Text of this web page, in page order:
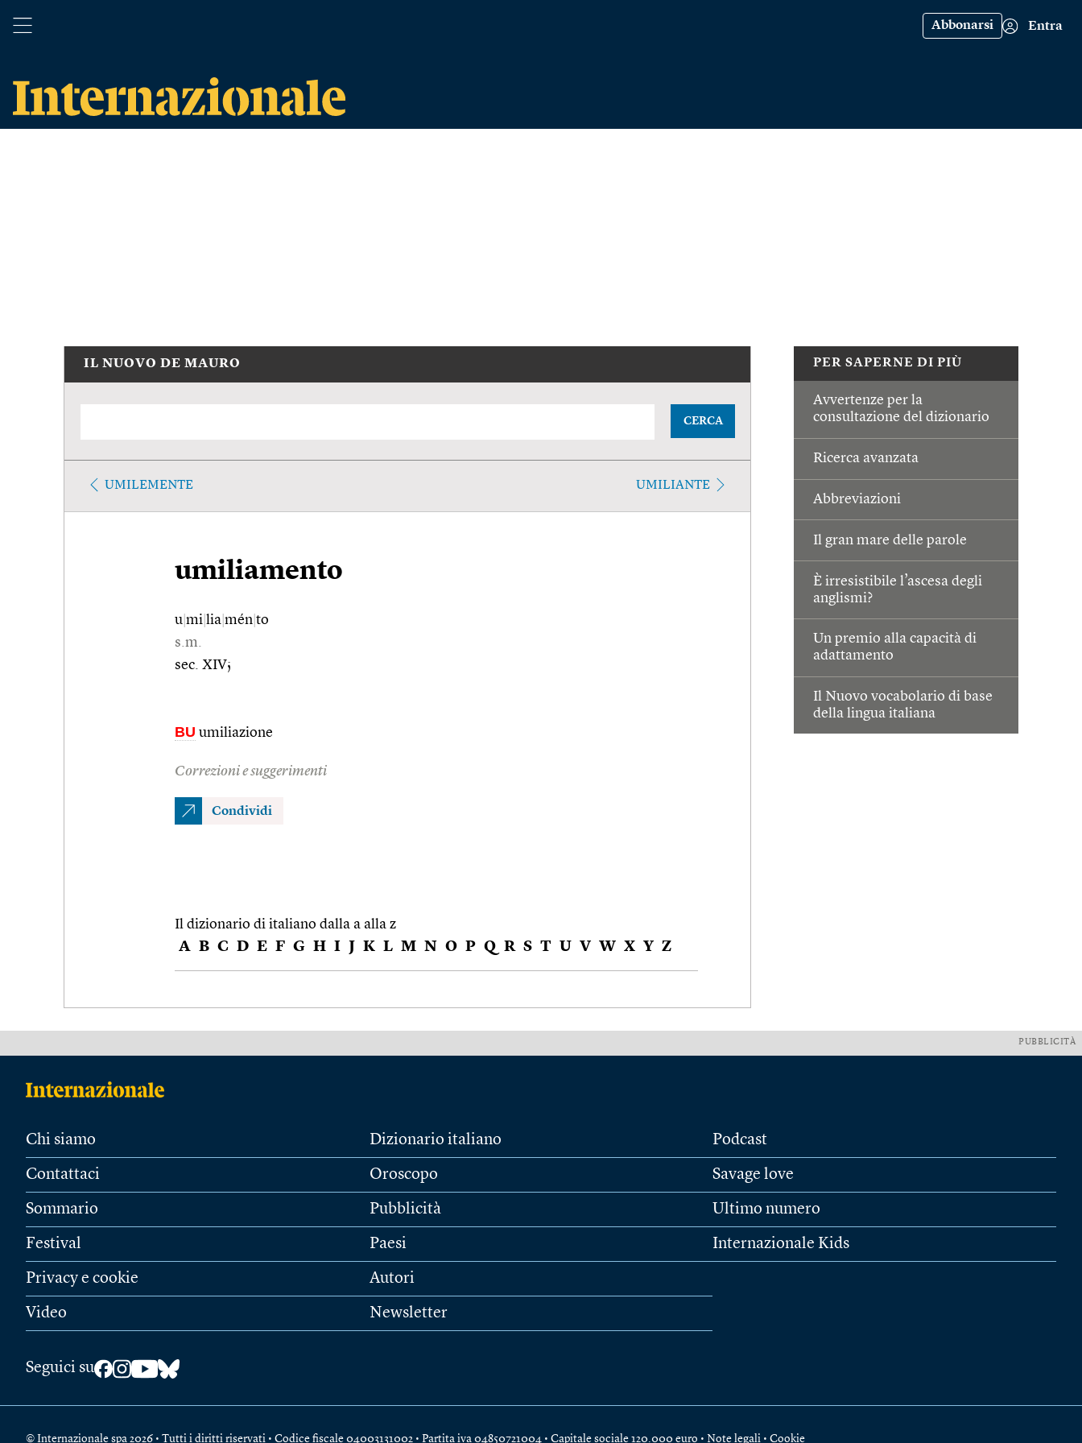
Abbonarsi Entra
PER SAPERNE DI PIÙ
Avvertenze per la
consultazione del dizionario
Ricerca avanzata
Abbreviazioni
Il gran mare delle parole
È irresistibile l’ascesa degli
anglismi?
Un premio alla capacità di
adattamento
Il Nuovo vocabolario di base
della lingua italiana
IL NUOVO DE MAURO
CERCA
UMILEMENTE UMILIANTE
umiliamento
u mi lia mén to
s.m.
sec. XIV;
BU umiliazione
Correzioni e suggerimenti
Condividi
Il dizionario di italiano dalla a alla z
A B C D E F G H I J K L M N O P Q R S T U V W X Y Z
PUBBLICITÀ
Chi siamo
Contattaci
Sommario
Festival
Privacy e cookie
Video
Dizionario italiano
Oroscopo
Pubblicità
Paesi
Autori
Newsletter
Podcast
Savage love
Ultimo numero
Internazionale Kids
Seguici su
© Internazionale spa 2026 • Tutti i diritti riservati • Codice fiscale 04003131002 • Partita iva 04850721004 • Capitale sociale 120.000 euro • Note legali • Cookie